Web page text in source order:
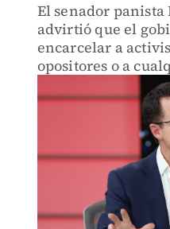
El senador
advirtió que el
encarcelar a
opositores o a
tan solo con
fiscal.